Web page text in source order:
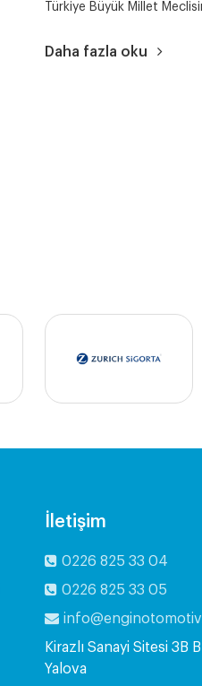
Türkiye Büyük Millet
Daha fazla oku
İletişim
0226 825 33 04
0226 825 33 05
Kirazlı Sanayi Sitesi
Yalova